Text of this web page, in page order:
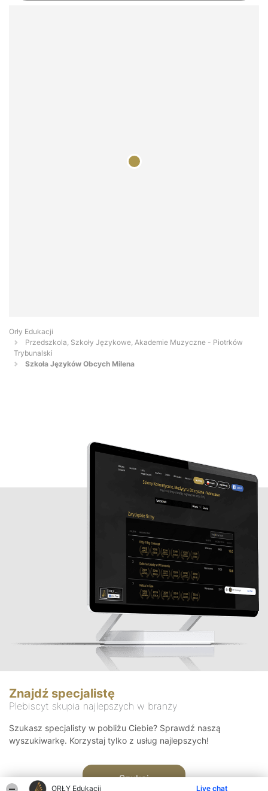
ORŁY Edukacji Live chat
Orły Edukacji
Przedszkola, Szkoły Językowe, Akademie Muzyczne - Piotrków
Trybunalski
Szkoła Języków Obcych Milena
Znajdź specjalistę
Plebiscyt skupia najlepszych w branży
Szukasz specjalisty w pobliżu Ciebie? Sprawdź naszą
wyszukiwarkę. Korzystaj tylko z usług najlepszych!
Szukaj